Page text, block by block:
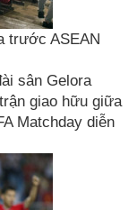
trước ASEAN
sân Gelora
giao hữu giữa
Matchday diễn